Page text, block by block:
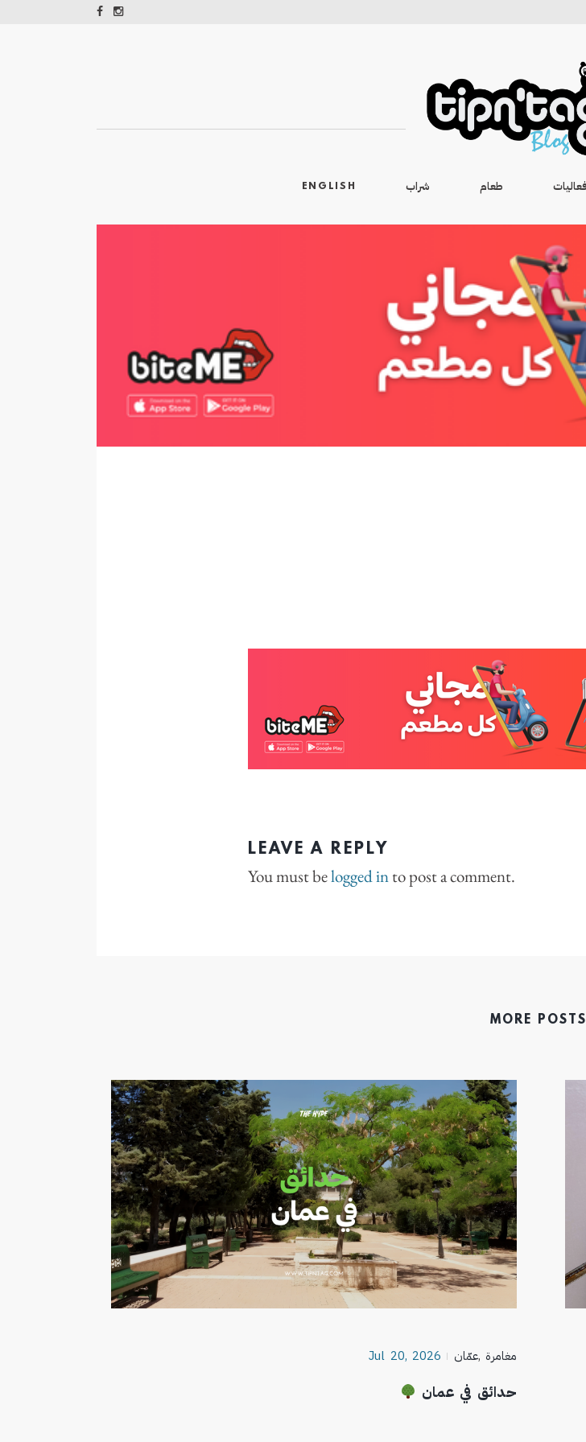
ENGLISH شراب طعام فعاليات
LEAVE A REPLY
You must belogged into post a comment.
MORE
Jul 20, 2026 عمّان, مغامرة
حدائق في عمان